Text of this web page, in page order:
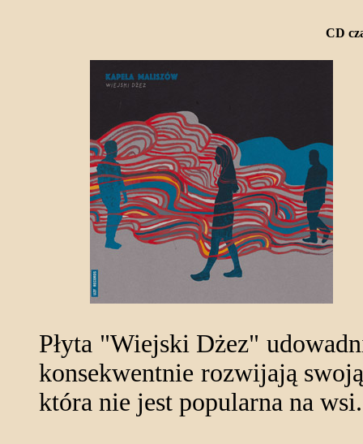
CD
Płyta "Wiejski Dżez"
konsekwentnie rozwijają
która nie jest popularna na wsi.